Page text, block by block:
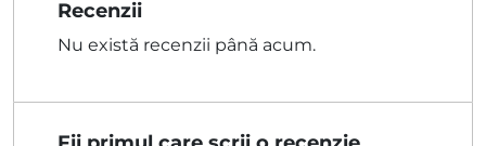
Recenzii
Nu există recenzii până acum.